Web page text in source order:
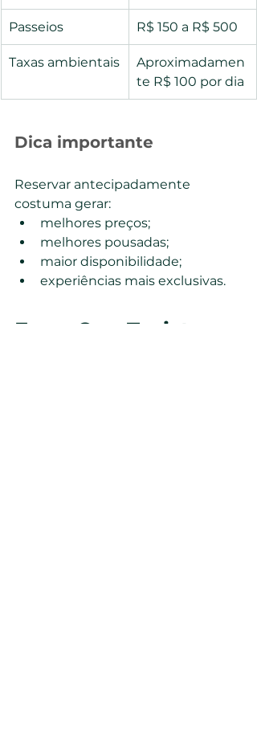
Passeios R$ 150 a R$ 500
Taxas ambientais
Aproximadamen
te R$ 100 por dia
Dica importante
Reservar antecipadamente
costuma gerar:
melhores preços;
melhores pousadas;
maior disponibilidade;
experiências mais exclusivas.
Erros Que Turistas